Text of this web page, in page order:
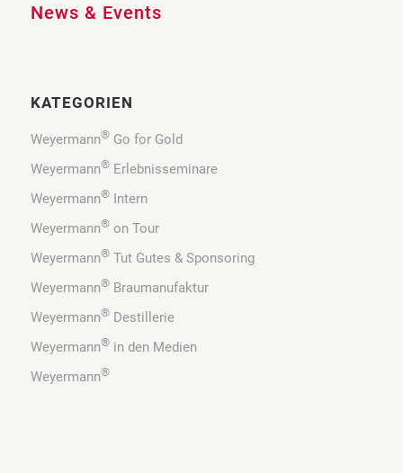
News & Events
KATEGORIEN
Weyermann®Go for Gold
Weyermann®Erlebnisseminare
Weyermann®Intern
Weyermann®on Tour
Weyermann®Tut Gutes & Sponsoring
Weyermann®Braumanufaktur
Weyermann®Destillerie
Weyermann®in den Medien
Weyermann®